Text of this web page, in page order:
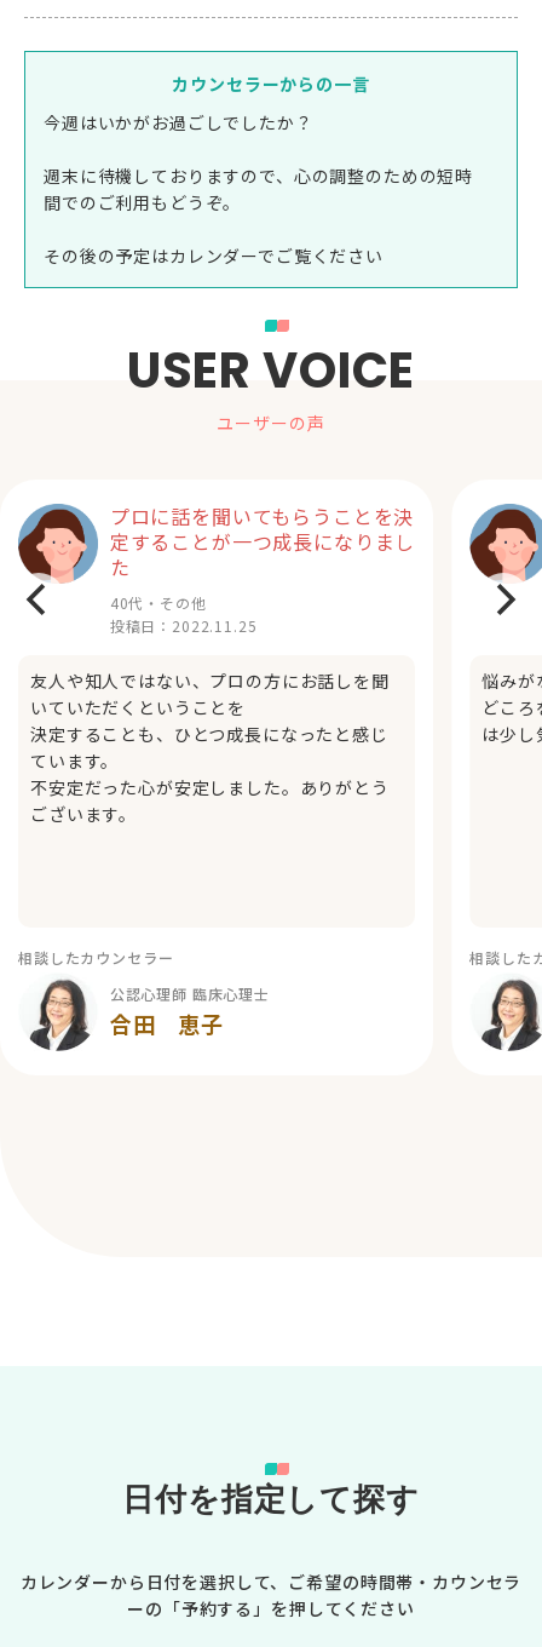
カウンセラーからの一言
今週はいかがお過ごしでしたか？
週末に待機しておりますので、心の調整のための短時
間でのご利用もどうぞ。
その後の予定はカレンダーでご覧ください
USER VOICE
ユーザーの声
プロに話を聞いてもらうことを決
定することが一つ成長になりまし
た
40代・その他
投稿日： 2022.11.25
友人や知人ではない、プロの方にお話しを聞
いていただくということを
決定することも、ひとつ成長になったと感じ
ています。
不安定だった心が安定しました。ありがとう
ございます。
相談したカウンセラー
公認心理師 臨床心理士
合田 恵子
悩みが
どこ
は少
相談した
日付を指定して探す
カレンダーから日付を選択して、ご希望の時間帯・カウンセラ
ーの「予約する」を押してください